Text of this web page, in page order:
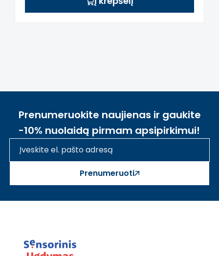
Prenumeruokite naujienas ir gaukite
-10% nuolaidą pirmam apsipirkimui!
Prenumeruoti